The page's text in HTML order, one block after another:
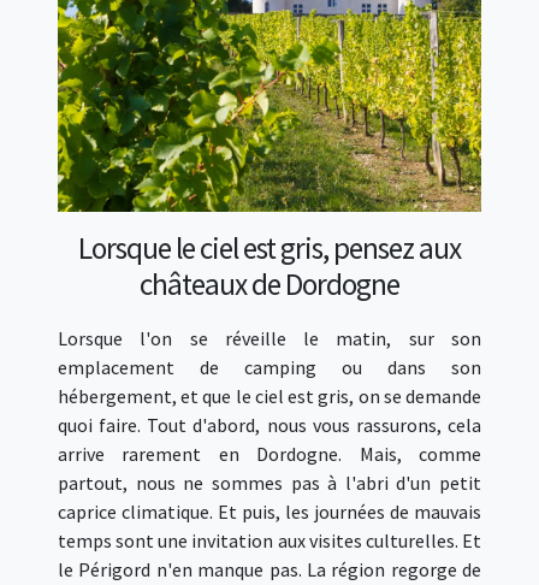
Lorsque le ciel est gris, pensez aux
châteaux de Dordogne
Lorsque l'on se réveille le matin, sur son
emplacement de camping ou dans son
hébergement, et que le ciel est gris, on se demande
quoi faire. Tout d'abord, nous vous rassurons, cela
arrive rarement en Dordogne. Mais, comme
partout, nous ne sommes pas à l'abri d'un petit
caprice climatique. Et puis, les journées de mauvais
temps sont une invitation aux visites culturelles. Et
le Périgord n'en manque pas. La région regorge de